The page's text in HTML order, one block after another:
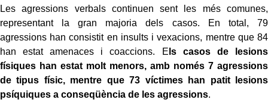
Les agressions verbals continuen sent les més comunes,
representant la gran majoria dels casos. En total, 79
agressions han consistit en insults i vexacions, mentre que 84
han estat amenaces i coaccions. E ls casos de lesions
físiques han estat molt menors, amb només 7 agressions
de tipus físic, mentre que 73 víctimes han patit lesions
psíquiques a conseqüència de les agressions.